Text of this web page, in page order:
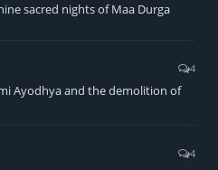
sacred nights of Maa Durga
4
Ayodhya and the demolition of
4